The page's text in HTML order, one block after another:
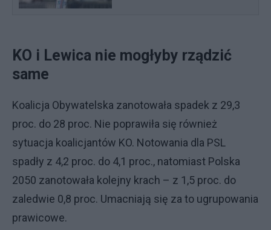
KO i Lewica nie mogłyby rządzić
same
Koalicja Obywatelska zanotowała spadek z 29,3
proc. do 28 proc. Nie poprawiła się również
sytuacja koalicjantów KO. Notowania dla PSL
spadły z 4,2 proc. do 4,1 proc., natomiast Polska
2050 zanotowała kolejny krach – z 1,5 proc. do
zaledwie 0,8 proc. Umacniają się za to ugrupowania
prawicowe.